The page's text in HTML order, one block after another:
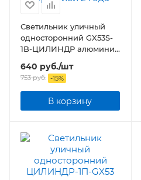
Светильник уличный
односторонний GX53S-
1B-ЦИЛИНДР алюминий
под лампу GX53 230B
черный IP65 IN HOME,
шт
640 руб./шт
753руб. -15%
В корзину